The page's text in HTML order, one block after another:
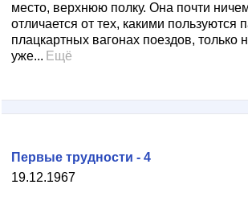
место, верхнюю полку. Она почти
отличается от тех, какими пользуются
плацкартных вагонах поездов, только
уже... Ещё
19.12.1967
Первые трудности - 4